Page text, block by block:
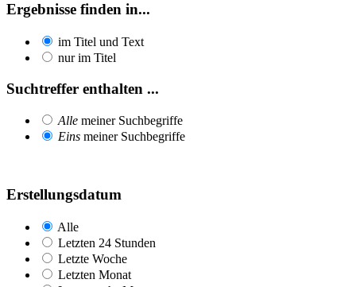
Ergebnisse finden in...
im Titel und Text
nur im Titel
Suchtreffer enthalten ...
Alle meiner Suchbegriffe
Eins meiner Suchbegriffe
Erstellungsdatum
Alle
Letzten 24 Stunden
Letzte Woche
Letzten Monat